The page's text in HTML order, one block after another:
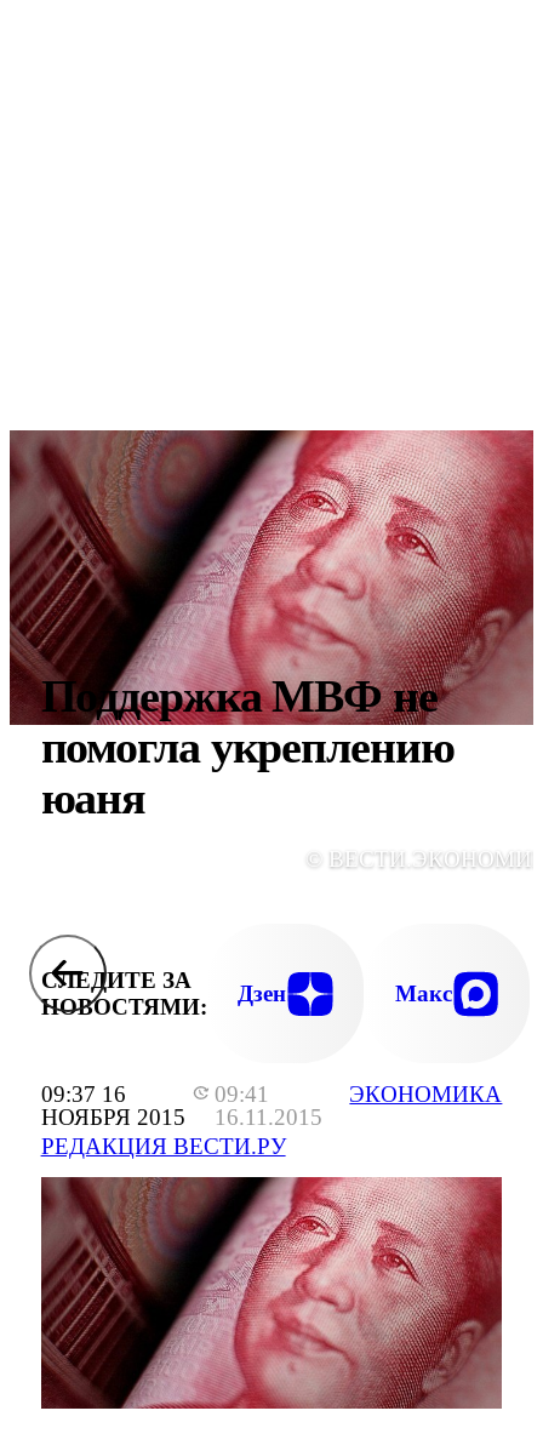
09:37 16
НОЯБРЯ 2015
09:41
16.11.2015
РЕДАКЦИЯ ВЕСТИ.РУ
ЭКОНОМИКА
Поддержка МВФ не
помогла укреплению
юаня
©
СЛЕДИТЕ ЗА
НОВОСТЯМИ:
Дзен Макс